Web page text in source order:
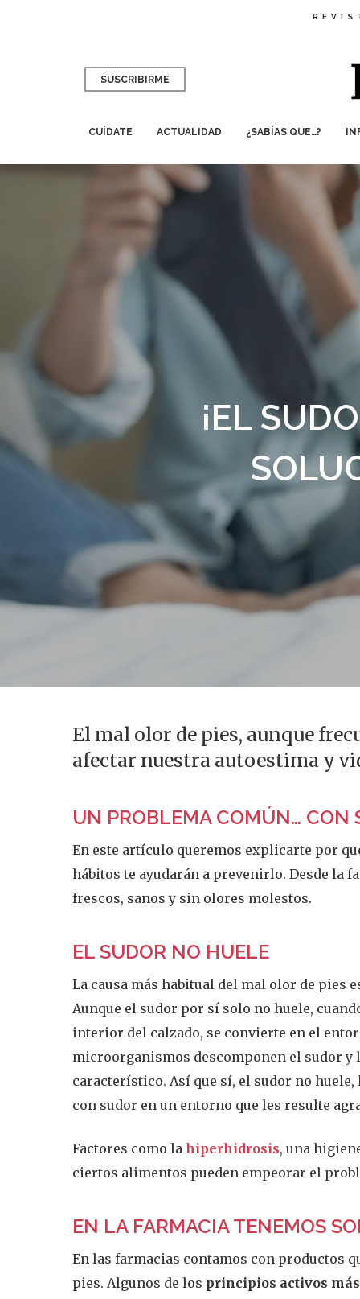
SUSCRIBIRME
CUÍDATE ACTUALIDAD ¿SABÍAS QUE…?
¡EL
El mal olor de pies, aunque
afectar nuestra autoestima y
UN PROBLEMA COMÚN… CON
En este artículo queremos explicarte por
hábitos te ayudarán a prevenirlo. Desde la
frescos, sanos y sin olores molestos.
EL SUDOR NO HUELE
La causa más habitual del mal olor de pies
Aunque el sudor por sí solo no huele,
interior del calzado, se convierte en el
microorganismos descomponen el sudor y
característico. Así que sí, el sudor no
con sudor en un entorno que les resulte
Factores como lahiperhidrosis, una
ciertos alimentos pueden empeorar el
EN LA FARMACIA TENEMOS
En las farmacias contamos con productos
pies. Algunos de los principios activos